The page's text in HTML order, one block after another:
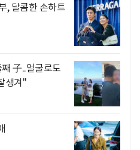
, 달콤한 손하트
子..얼굴로도
생겨"